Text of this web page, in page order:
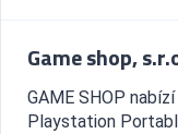
Game shop,
GAME SHOP
Playstation